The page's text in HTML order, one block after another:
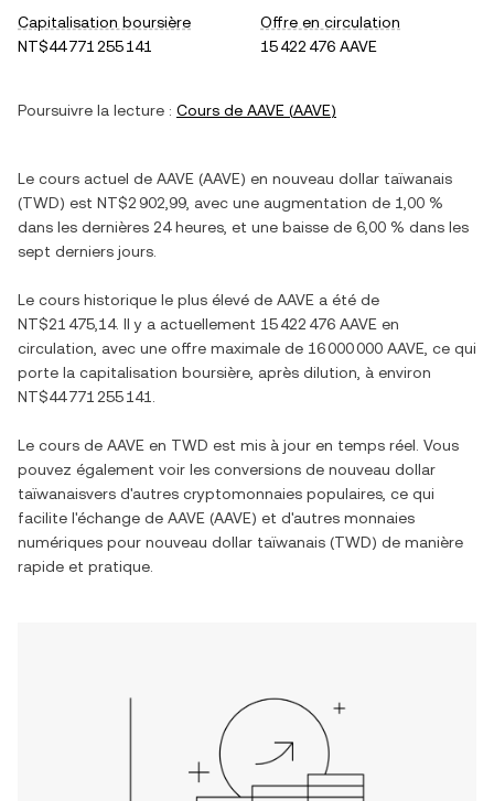
Capitalisation boursière
NT$44 771 255 141
Offre en circulation
15 422 476 AAVE
Poursuivre la lecture : Cours de AAVE (AAVE)
Le cours actuel de AAVE (AAVE) en nouveau dollar taïwanais
(TWD) est NT$2 902,99 , avec une augmentation de 1,00 %
dans les dernières 24 heures, et une baisse de 6,00 % dans les
sept derniers jours.
Le cours historique le plus élevé de AAVE a été de
NT$21 475,14. Il y a actuellement 15 422 476 AAVE en
circulation, avec une offre maximale de 16 000 000 AAVE , ce qui
porte la capitalisation boursière, après dilution, à environ
NT$44 771 255 141
Le cours de AAVE en TWD est mis à jour en temps réel. Vous
pouvez également voir les conversions de nouveau dollar
taïwanaisvers d'autres cryptomonnaies populaires, ce qui
facilite l'échange de AAVE (AAVE) et d'autres monnaies
numériques pour nouveau dollar taïwanais (TWD) de manière
rapide et pratique.